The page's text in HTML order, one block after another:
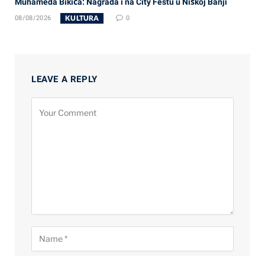
08/08/2026 KULTURA 0
LEAVE A REPLY